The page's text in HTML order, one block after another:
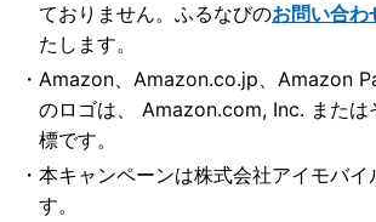
ておりません。ふるなびのお問い合わ
たします。
Amazon、Amazon.co.jp、Amazon
のロゴは、 Amazon.com, Inc. または
標です。
本キャンペーンは株式会社アイモバイ
す。